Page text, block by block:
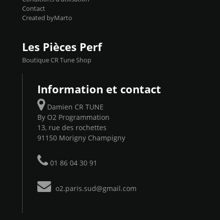
Contact
Created byMarto
Les Pièces Perf
Boutique CR Tune Shop
Information et contact
Damien CR TUNE
By O2 Programmation
13, rue des rochettes
91150 Morigny Champigny
01 86 04 30 91
o2.paris.sud@gmail.com